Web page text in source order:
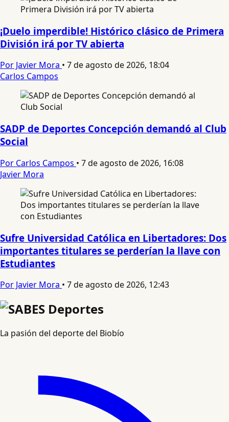
¡Duelo imperdible! Histórico clásico de Primera
División irá por TV abierta
Por Javier Mora • 7 de agosto de 2026, 18:04
Carlos Campos
SADP de Deportes Concepción demandó al Club
Social
Por Carlos Campos • 7 de agosto de 2026, 16:08
Javier Mora
Sufre Universidad Católica en Libertadores: Dos
importantes titulares se perderían la llave con
Estudiantes
Por Javier Mora • 7 de agosto de 2026, 12:43
La pasión del deporte del Biobío